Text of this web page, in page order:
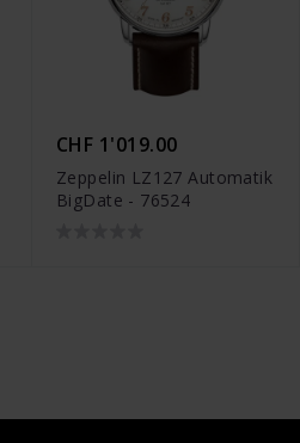
CHF 1'019.00
Zeppelin LZ127 Automatik
BigDate - 76524